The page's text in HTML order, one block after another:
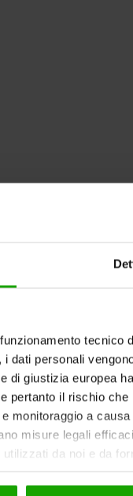
dati personali
di giustizia europea
pertanto il rischio
monitoraggio a
misure legali
da noi e da